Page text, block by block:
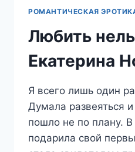
РОМАНТИЧЕСКАЯ
Любить
Екатерина
Я всего лишь один
Думала развеяться
пошло не по плану. В
подарила свой